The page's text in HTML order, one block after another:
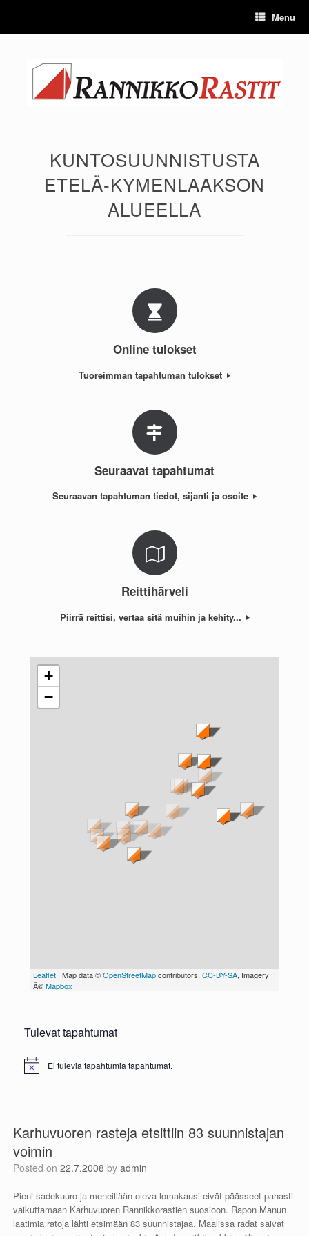
content
Menu
KUNTOSUUNNISTUSTA
ETELÄ-KYMENLAAKSON
ALUEELLA
Online tulokset
Tuoreimman tapahtuman tulokset
Seuraavat tapahtumat
Seuraavan tapahtuman tiedot, sijanti ja osoite
Reittihärveli
Piirrä reittisi, vertaa sitä muihin ja kehity...
Tulevat tapahtumat
N
Ei tulevia tapahtumia tapahtumat.
Karhuvuoren rasteja etsittiin 83 suunnistajan
voimin
Posted on 22.7.2008 by admin
Pieni sadekuuro ja meneillään oleva lomakausi eivät päässeet pahasti
vaikuttamaan Karhuvuoren Rannikkorastien suosioon. Rapon Manun
laatimia ratoja lähti etsimään 83 suunnistajaa. Maalissa radat saivat